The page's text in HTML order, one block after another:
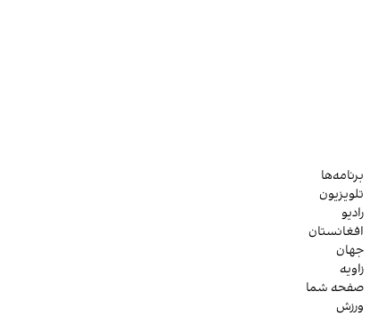
برنامه‌ها
تلویزیون
رادیو
افغانستان
جهان
زاویه
صفحه شما
ورزش